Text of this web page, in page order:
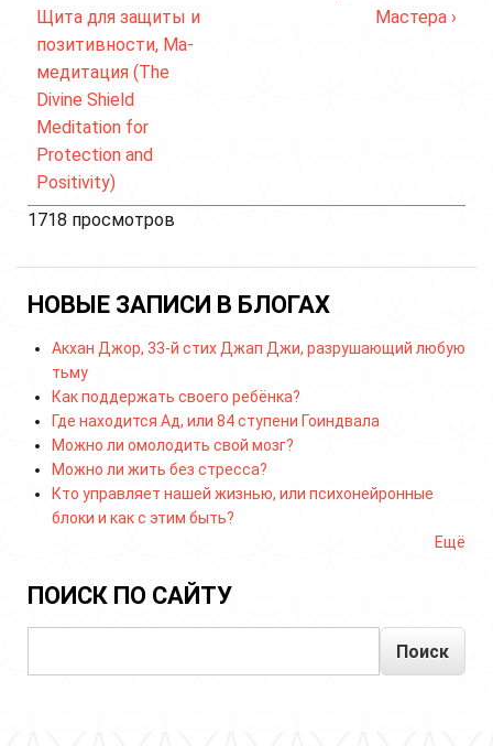
Щита для защиты и
позитивности, Ма-
медитация (The
Divine Shield
Meditation for
Protection and
Positivity)
Мастера ›
1718 просмотров
НОВЫЕ ЗАПИСИ В БЛОГАХ
Акхан Джор, 33-й стих Джап Джи, разрушающий любую
тьму
Как поддержать своего ребёнка?
Где находится Ад, или 84 ступени Гоиндвала
Можно ли омолодить свой мозг?
Можно ли жить без стресса?
Кто управляет нашей жизнью, или психонейронные
блоки и как с этим быть?
Ещё
ПОИСК ПО САЙТУ